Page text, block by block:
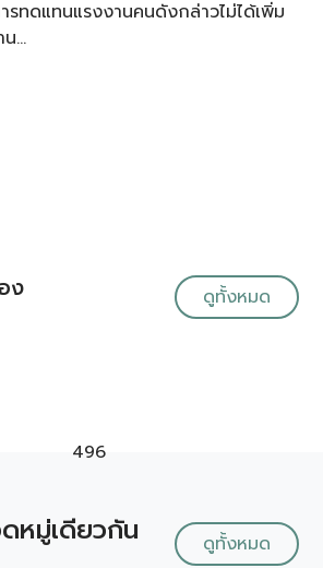
ทดแทนแรงงานคนดังกล่าวไม่ได้เพิ่ม
น…
ง ดูทั้งหมด
496
หมู่เดียวกัน ดูทั้งหมด